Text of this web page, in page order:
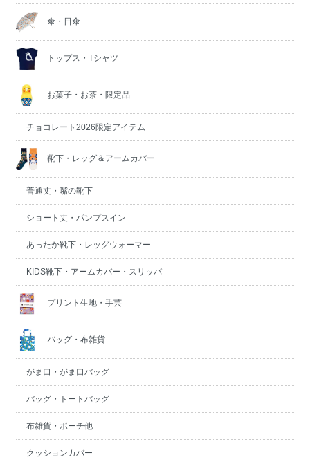
傘・日傘
トップス・Tシャツ
お菓子・お茶・限定品
チョコレート2026限定アイテム
靴下・レッグ＆アームカバー
普通丈・嘴の靴下
ショート丈・パンプスイン
あったか靴下・レッグウォーマー
KIDS靴下・アームカバー・スリッパ
プリント生地・手芸
バッグ・布雑貨
がま口・がま口バッグ
バッグ・トートバッグ
布雑貨・ポーチ他
クッションカバー